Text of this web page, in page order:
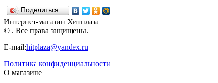
рыболов"
Ркн-005
LORI
Карантек.
30 на 40 см
351-AS
Белоснежка
Поделиться…
Интернет-магазин Хитплаза
© . Все права защищены.
E-mail:hitplaza@yandex.ru
Политика конфиденциальности
О магазине